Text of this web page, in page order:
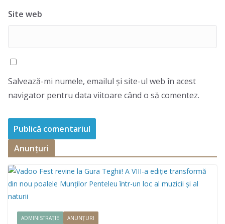
Site web
Salvează-mi numele, emailul și site-ul web în acest
navigator pentru data viitoare când o să comentez.
Anunțuri
ADMINISTRAȚIE ANUNȚURI